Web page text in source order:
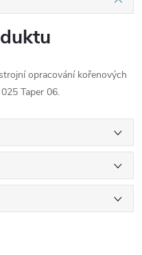
opracování kořenových
Taper 06.